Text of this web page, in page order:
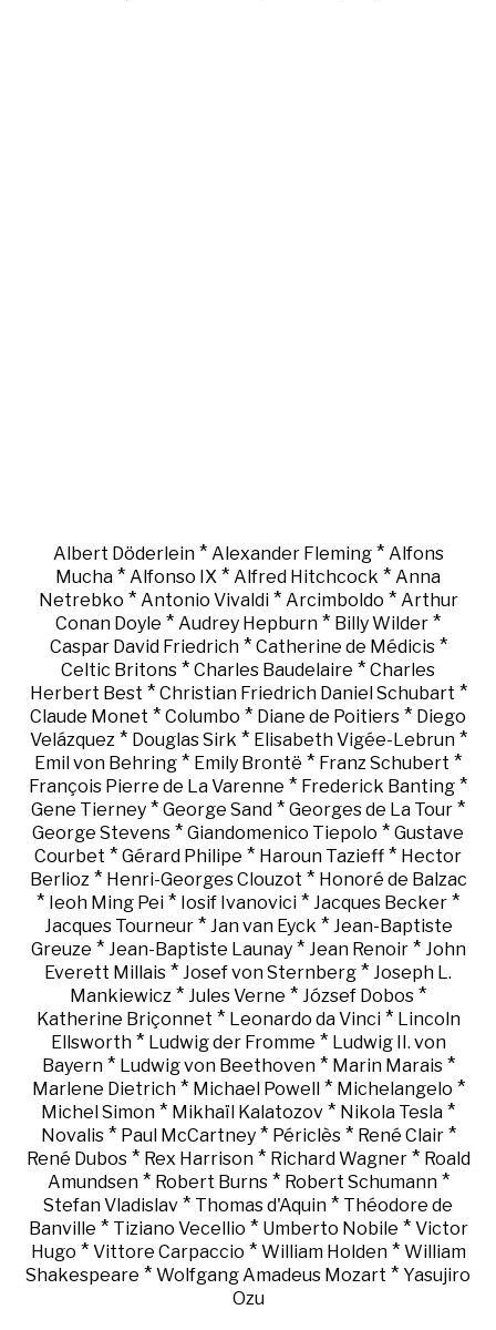
Albert Döderlein* Alexander Fleming* Alfons
Mucha * Alfonso IX * Alfred Hitchcock * Anna
Netrebko * Antonio Vivaldi* Arcimboldo * Arthur
Conan Doyle * Audrey Hepburn * Billy Wilder *
Caspar David Friedrich* Catherine de Médicis*
Celtic Britons * Charles Baudelaire * Charles
Herbert Best * Christian Friedrich Daniel Schubart *
Claude Monet * Columbo * Diane de Poitiers * Diego
Velázquez * Douglas Sirk * Elisabeth Vigée-Lebrun*
Emil von Behring * Emily Brontë * Franz Schubert *
François Pierre de La Varenne * Frederick Banting *
Gene Tierney * George Sand * Georges de La Tour *
George Stevens * Giandomenico Tiepolo * Gustave
Courbet * Gérard Philipe * Haroun Tazieff * Hector
Berlioz * Henri-Georges Clouzot * Honoré de Balzac
* Ieoh Ming Pei * Iosif Ivanovici * Jacques Becker *
Jacques Tourneur* Jan van Eyck * Jean-Baptiste
Greuze * Jean-Baptiste Launay* Jean Renoir* John
Everett Millais * Josef von Sternberg * Joseph L.
Mankiewicz * Jules Verne * József Dobos *
Katherine Briçonnet * Leonardo da Vinci* Lincoln
Ellsworth* Ludwig der Fromme * Ludwig II. von
Bayern* Ludwig von Beethoven* Marin Marais*
Marlene Dietrich* Michael Powell* Michelangelo *
Michel Simon * Mikhaïl Kalatozov * Nikola Tesla *
Novalis* Paul McCartney* Périclès* René Clair*
René Dubos* Rex Harrison* Richard Wagner* Roald
Amundsen* Robert Burns* Robert Schumann*
Stefan Vladislav * Thomas d'Aquin * Théodore de
Banville * Tiziano Vecellio * Umberto Nobile * Victor
Hugo * Vittore Carpaccio * William Holden* William
Shakespeare * Wolfgang Amadeus Mozart * Yasujiro
Ozu